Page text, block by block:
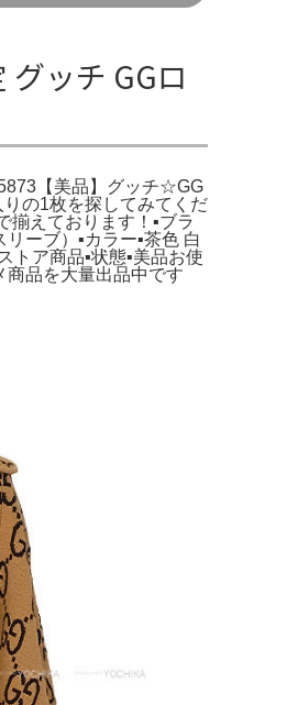
ッチ GGロ
【美品】グッチ‪☆GG
の1枚を探してみてくだ
揃えております！▪️ブラ
ーブ）▪️カラー▪️茶色 白
トア商品▪️状態▪️美品お使
商品を大量出品中です